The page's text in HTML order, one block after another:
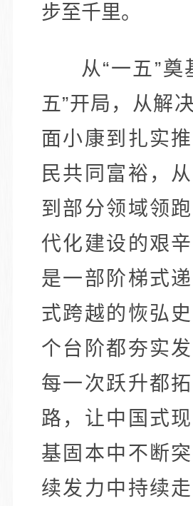
步至千里。
从“一五”奠
五”开局，从解
面小康到扎实
民共同富裕，
到部分领域领
代化建设的艰
是一部阶梯式
式跨越的恢弘
个台阶都夯实发
每一次跃升都
路，让中国式
基固本中不断
续发力中持续